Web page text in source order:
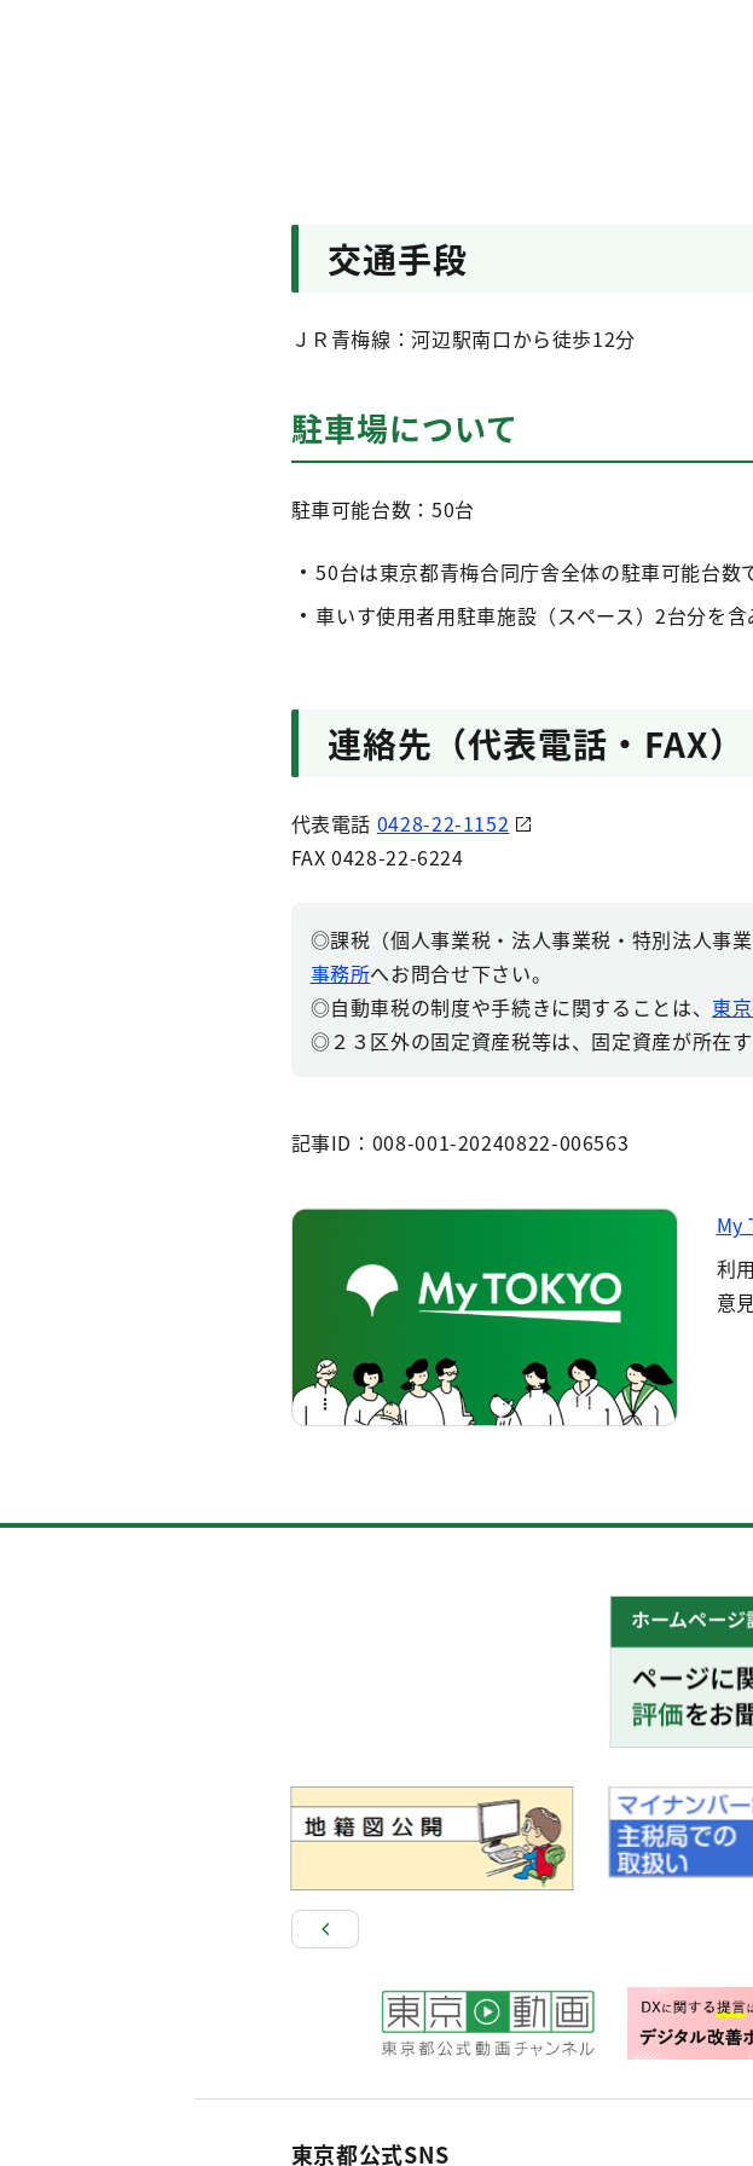
交通手段
ＪＲ青梅線：河辺駅南口から徒歩12分
駐車場について
駐車可能台数：50台
50台は東京都青梅合同庁舎全体の駐車可能台数
車いす使用者用駐車施設（スペース）2台分を含
連絡先（代表電話・FAX）
代表電話 0428-22-1152
FAX 0428-22-6224
◎課税（個人事業税・法人事業税・特別法人事
事務所へお問合せ下さい。
◎自動車税の制度や手続きに関することは、 東
◎２３区外の固定資産税等は、固定資産が所在す
記事ID：008-001-20240822-006563
My
利
意
東京都公式SNS